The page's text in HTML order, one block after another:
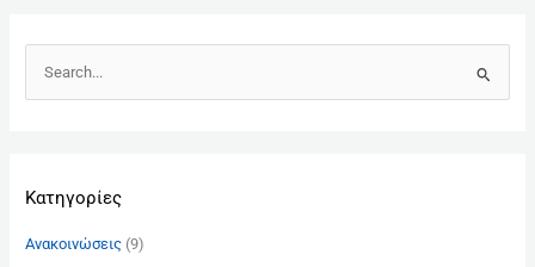
ή
Kατηγορίες
Ανακοινώσεις(9)